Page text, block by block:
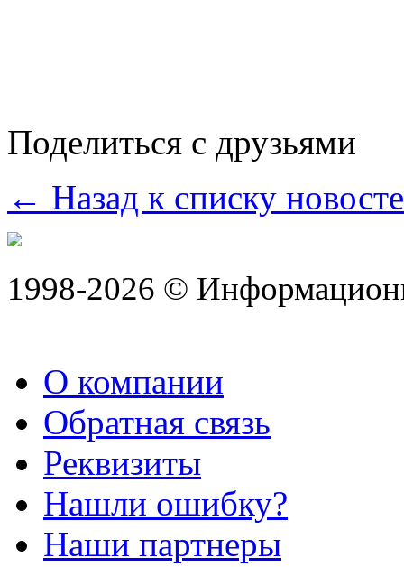
Поделиться с друзьями
← Назад к списку
1998-2026 ©
О компании
Обратная связь
Реквизиты
Нашли ошибку?
Наши партнеры